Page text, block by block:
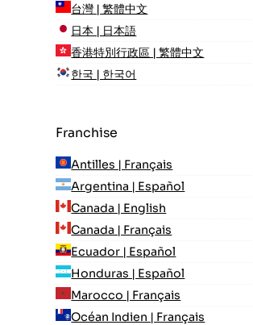
台灣 | 繁體中文
日本 | 日本語
香港特別行政區 | 繁體中文
한국 | 한국어
Franchise
Antilles | Français
Argentina | Español
Canada | English
Canada | Français
Ecuador | Español
Honduras | Español
Marocco | Français
Océan Indien | Français